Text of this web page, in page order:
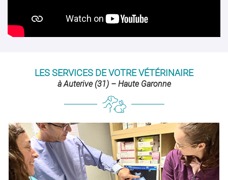
LES SERVICES DE VOTRE VÉTÉRINAIRE
à Auterive (31) – Haute Garonne